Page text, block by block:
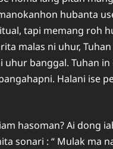
hubanta
tapi memang roh
malas ni uhur,
uhur banggal. Tuhan
Halani ise
hasoman? Ai dong
sonari : “ Mulak ma